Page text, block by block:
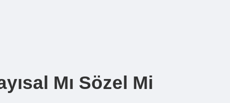
Mı Sözel Mi